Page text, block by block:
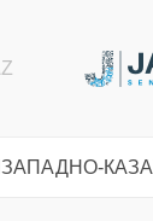
ЗАПАДНО-